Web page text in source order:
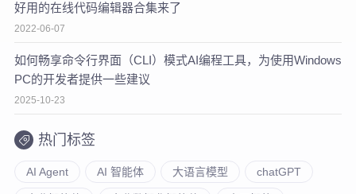
好用的在线代码编辑器合集来了
2022-06-07
如何畅享命令行界面（CLI）模式AI编程工具，为使用Windows
PC的开发者提供一些建议
2025-10-23
热门标签
AI Agent AI 智能体 大语言模型 chatGPT